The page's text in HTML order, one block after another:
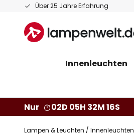
Über 25 Jahre Erfahrung
Zum
springen
Innenleuchten
Nur
02D 05H 32M 15S
Lampen & Leuchten Innenleuchten